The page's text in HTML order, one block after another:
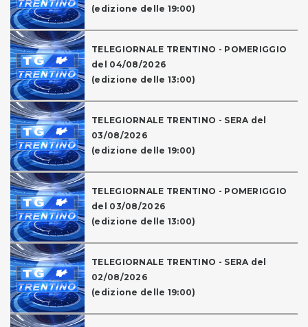
(edizione delle 19:00)
TELEGIORNALE TRENTINO - POMERIGGIO
del 04/08/2026
(edizione delle 13:00)
TELEGIORNALE TRENTINO - SERA del
03/08/2026
(edizione delle 19:00)
TELEGIORNALE TRENTINO - POMERIGGIO
del 03/08/2026
(edizione delle 13:00)
TELEGIORNALE TRENTINO - SERA del
02/08/2026
(edizione delle 19:00)